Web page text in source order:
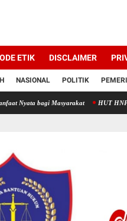
ETIK DISCLAIMER
NASIONAL POLITIK
Masyarakat HUT HNP Law Office